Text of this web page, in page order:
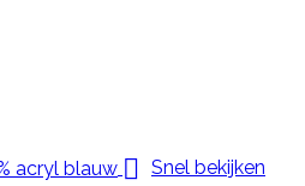
 Snel bekijken